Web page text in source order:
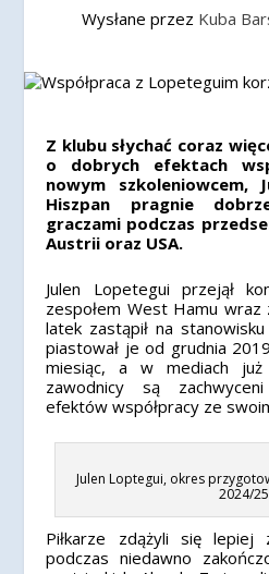
Wysłane przez Kuba
Z klubu słychać coraz
o dobrych efektach
nowym szkoleniowcem,
Hiszpan pragnie
graczami podczas
Austrii oraz USA.
Julen Lopetegui przejął
zespołem West Hamu
latek zastąpił na
piastował je od grudnia
miesiąc, a w mediach
zawodnicy są
efektów współpracy ze
Julen Loptegui, okres
2024/25
Piłkarze zdążyli się lepiej
podczas niedawno